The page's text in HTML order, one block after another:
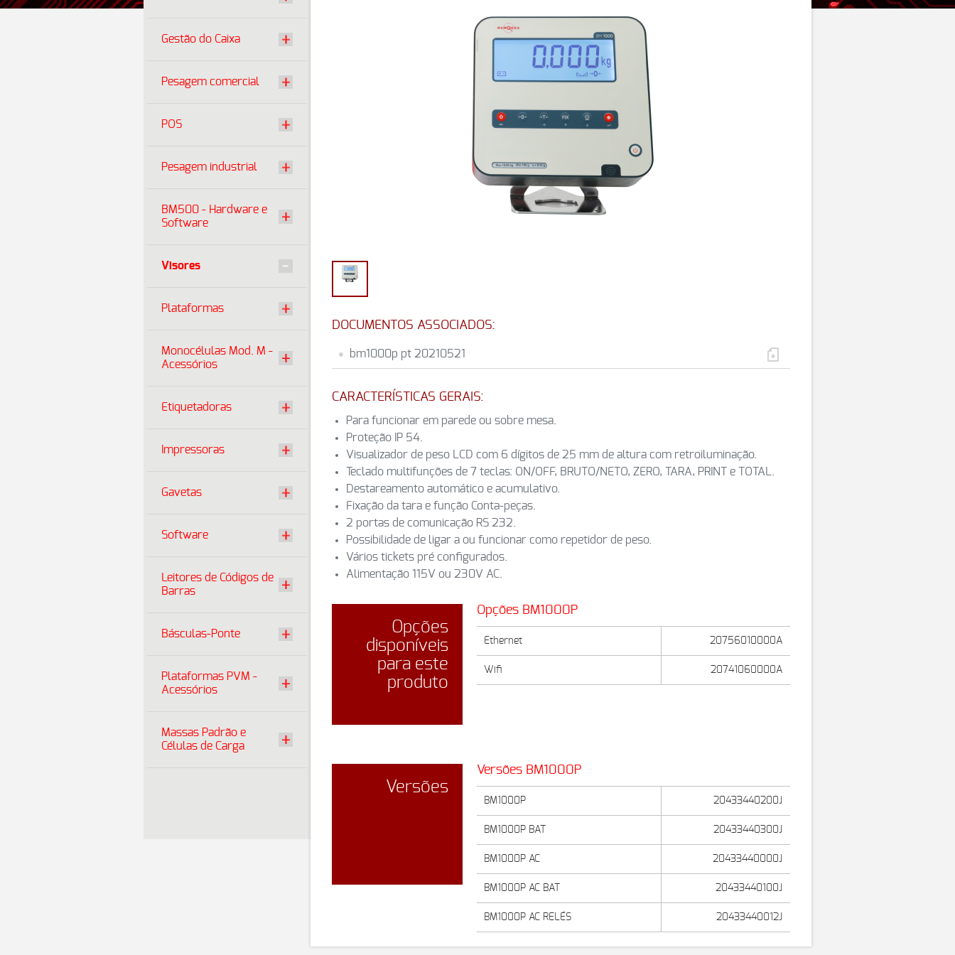
Gestão do Caixa
Pesagem comercial
POS
Pesagem industrial
BM500 - Hardware e
Software
Visores
Plataformas
Monocélulas Mod. M -
Acessórios
Etiquetadoras
Impressoras
Gavetas
Software
Leitores de Códigos de
Barras
Básculas-Ponte
Plataformas PVM -
Acessórios
Massas Padrão e
Células de Carga
DOCUMENTOS ASSOCIADOS:
bm1000p pt 20210521
CARACTERÍSTICAS GERAIS:
Para funcionar em parede ou sobre mesa.
Proteção IP 54.
Visualizador de peso LCD com 6 dígitos de 25 mm de altura com retroiluminação.
Teclado multifunções de 7 teclas: ON/OFF, BRUTO/NETO, ZERO, TARA, PRINT e TOTAL.
Destareamento automático e acumulativo.
Fixação da tara e função Conta-peças.
2 portas de comunicação RS 232.
Possibilidade de ligar a ou funcionar como repetidor de peso.
Vários tickets pré configurados.
Alimentação 115V ou 230V AC.
Opções
disponíveis
para este
produto
Opções BM1000P
Ethernet 20756010000A
Wifi 20741060000A
Versões
Versões BM1000P
BM1000P 20433440200J
BM1000P BAT 20433440300J
BM1000P AC 20433440000J
BM1000P AC BAT 20433440100J
BM1000P AC RELÉS 20433440012J